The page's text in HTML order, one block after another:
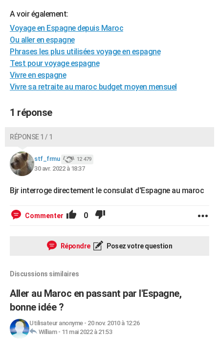
Alimentation
Guide de la santé
Maladies
Médicaments
Sommeil
VOYAGE
Destinations
City break
Voyage nature
Voyage de noces
Forum
Climat
+PHOTO
GUIDES D'ACHAT
BONS PLANS
Dictionnaire
COPAINS D'AVANT
Bricolage
Lifestyle
Culture
SportAuto
Television
Voyage
Cinema
A voir également:
Voyage en Espagne depuis Maroc
Ou aller en espagne
Phrases les plus utilisées voyage en espagne
Test pour voyage espagne
Vivre en espagne
Vivre sa retraite au maroc budget moyen mensuel
1 réponse
RÉPONSE 1 / 1
stf_frmu 12 479
30 avr. 2022 à 18:37
Bjr interroge directement le consulat d'Espagne au maroc
Commenter 0
Répondre Posez votre question
Discussions similaires
Aller au Maroc en passant par l'Espagne,
bonne idée ?
Utilisateur anonyme- 20 nov. 2010 à 12:26
William- 11 mai 2022 à 21:53